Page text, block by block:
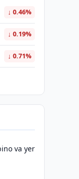
↓ 0.46%
↓ 0.19%
↓ 0.71%
va yer